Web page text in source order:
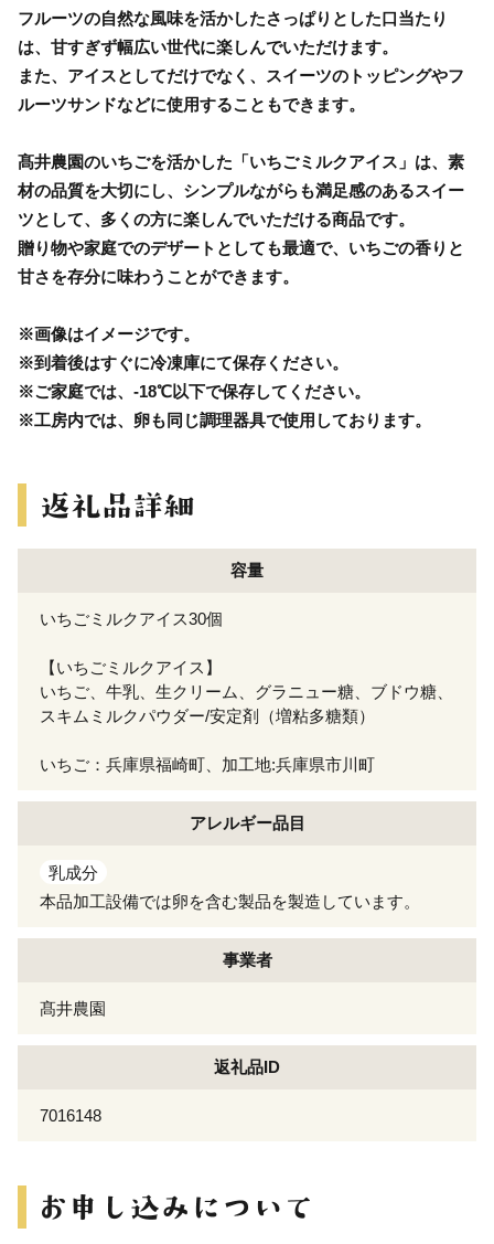
フルーツの自然な風味を活かしたさっぱりとした口当たり
は、甘すぎず幅広い世代に楽しんでいただけます。
また、アイスとしてだけでなく、スイーツのトッピングやフ
ルーツサンドなどに使用することもできます。
髙井農園のいちごを活かした「いちごミルクアイス」は、素
材の品質を大切にし、シンプルながらも満足感のあるスイー
ツとして、多くの方に楽しんでいただける商品です。
贈り物や家庭でのデザートとしても最適で、いちごの香りと
甘さを存分に味わうことができます。
※画像はイメージです。
※到着後はすぐに冷凍庫にて保存ください。
※ご家庭では、-18℃以下で保存してください。
※工房内では、卵も同じ調理器具で使用しております。
容量
いちごミルクアイス30個
【いちごミルクアイス】
いちご、牛乳、生クリーム、グラニュー糖、ブドウ糖、
スキムミルクパウダー/安定剤（増粘多糖類）
いちご：兵庫県福崎町、加工地:兵庫県市川町
アレルギー品目
乳成分
本品加工設備では卵を含む製品を製造しています。
事業者
髙井農園
返礼品ID
7016148